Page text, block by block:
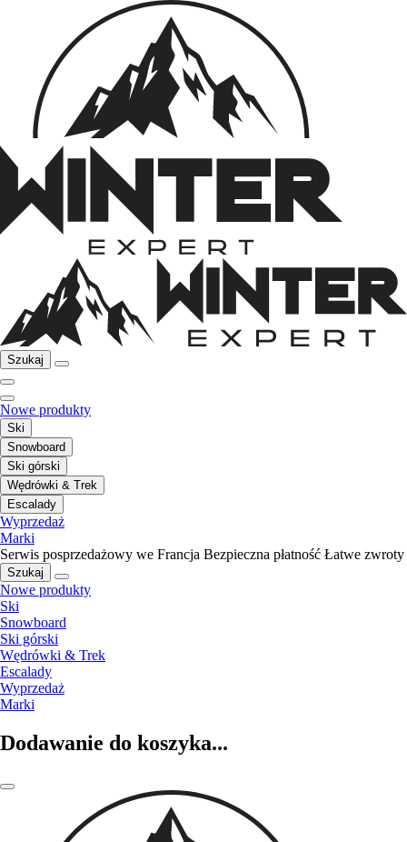
Szukaj
Nowe produkty
Ski
Snowboard
Ski górski
Wędrówki & Trek
Escalady
Wyprzedaż
Marki
Serwis posprzedażowy we Francja Bezpieczna płatność Łatwe zwroty
Szukaj
Nowe produkty
Ski
Snowboard
Ski górski
Wędrówki & Trek
Escalady
Wyprzedaż
Marki
Dodawanie do koszyka...